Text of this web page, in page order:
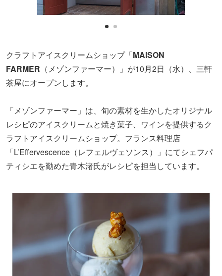
クラフトアイスクリームショップ「MAISON
FARMER （メゾンファーマー）」が10月2日（水）、三軒
茶屋にオープンします。
「メゾンファーマー」は、旬の素材を生かしたオリジナル
レシピのアイスクリームと焼き菓子、ワインを提供するク
ラフトアイスクリームショップ。フランス料理店
「L’Effervescence（レフェルヴェソンス）」にてシェフパ
ティシエを勤めた青木渚氏がレシピを担当しています。